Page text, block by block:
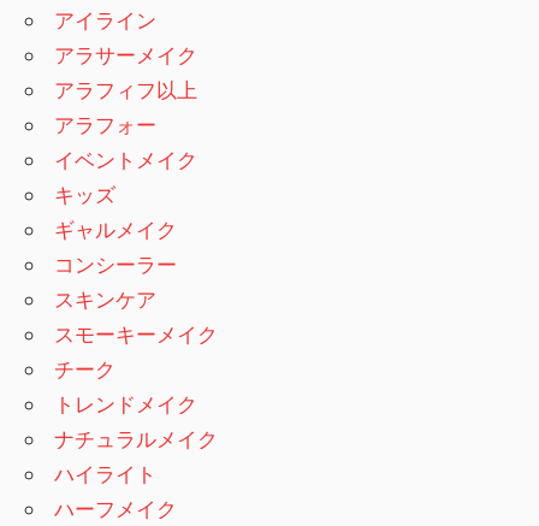
アイライン
アラサーメイク
アラフィフ以上
アラフォー
イベントメイク
キッズ
ギャルメイク
コンシーラー
スキンケア
スモーキーメイク
チーク
トレンドメイク
ナチュラルメイク
ハイライト
ハーフメイク